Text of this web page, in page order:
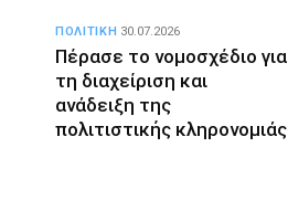
Πέρασε το νομοσχέδιο για
τη διαχείριση και
ανάδειξη της
πολιτιστικής κληρονομιάς
ΠΟΛΙΤΙΚΗ 30.07.2026